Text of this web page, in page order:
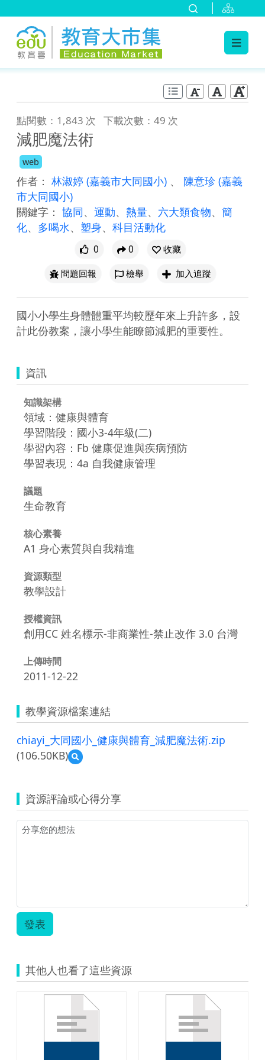
點閱數：1,843 次 下載次數：49 次
減肥魔法術
web
作者： 林淑婷 (嘉義市大同國小) 、 陳意珍 (嘉義
市大同國小)
關鍵字： 協同、 運動、 熱量、 六大類食物、 簡
化、 多喝水、 塑身、 科目活動化
0 0
收藏
問題回報
檢舉 加入追蹤
國小小學生身體體重平均較歷年來上升許多，設
計此份教案，讓小學生能瞭節減肥的重要性。
資訊
知識架構
領域：健康與體育
學習階段：國小3-4年級(二)
學習內容：Fb 健康促進與疾病預防
學習表現：4a 自我健康管理
議題
生命教育
核心素養
A1 身心素質與自我精進
資源類型
教學設計
授權資訊
創用CC 姓名標示-非商業性-禁止改作 3.0 台灣
上傳時間
2011-12-22
教學資源檔案連結
chiayi_大同國小_健康與體育_減肥魔法術.zip
(106.50KB)
預
覽
同
國
小
資源評論或心得分享
發表
其他人也看了這些資源